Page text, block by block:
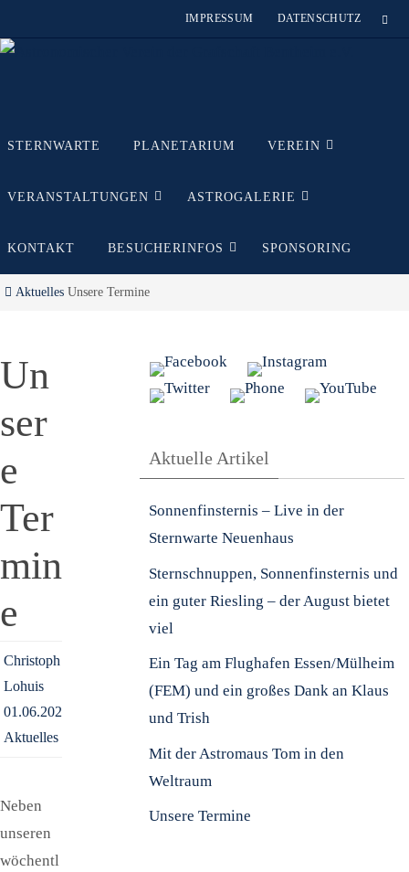
Inhalt
IMPRESSUM DATENSCHUTZ
Inhalt
STERNWARTE PLANETARIUM VEREIN
VERANSTALTUNGEN ASTROGALERIE
KONTAKT BESUCHERINFOS SPONSORING
Start
Aktuelles Unsere Termine
Un
ser
e
Ter
min
e
Christoph
Lohuis
01.06.2026
Aktuelles
Neben
unseren
wöchentl
Aktuelle Artikel
Sonnenfinsternis – Live in der
Sternwarte Neuenhaus
Sternschnuppen, Sonnenfinsternis und
ein guter Riesling – der August bietet
viel
Ein Tag am Flughafen Essen/Mülheim
(FEM) und ein großes Dank an Klaus
und Trish
Mit der Astromaus Tom in den
Weltraum
Unsere Termine